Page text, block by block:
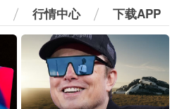
行情中心 下载APP